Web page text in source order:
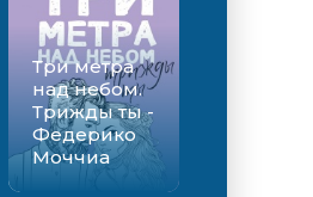
Три метра
над небом.
Трижды ты -
Федерико
Моччиа